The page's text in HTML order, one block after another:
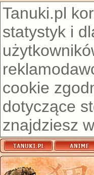
Tanuki.pl
statystyk i
cookie
dotyczące
znajdziesz w